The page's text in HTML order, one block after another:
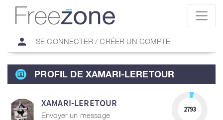
person SE CONNECTER / CRÉER UN COMPTE
PROFIL DE XAMARI-LERETOUR
XAMARI-LERETOUR
Envoyer un message
2793